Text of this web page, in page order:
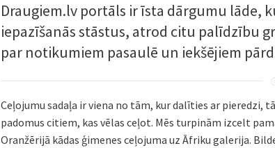
Draugiem.lv portāls ir īsta dārgumu lāde,
iepazīšanās stāstus, atrod citu palīdzību
par notikumiem pasaulē un iekšējiem
Ceļojumu sadaļa ir viena no tām, kur dalīties ar pieredzi,
padomus citiem, kas vēlas ceļot. Mēs turpinām izcelt
Oranžērijā kādas ģimenes ceļojuma uz Āfriku galerija.